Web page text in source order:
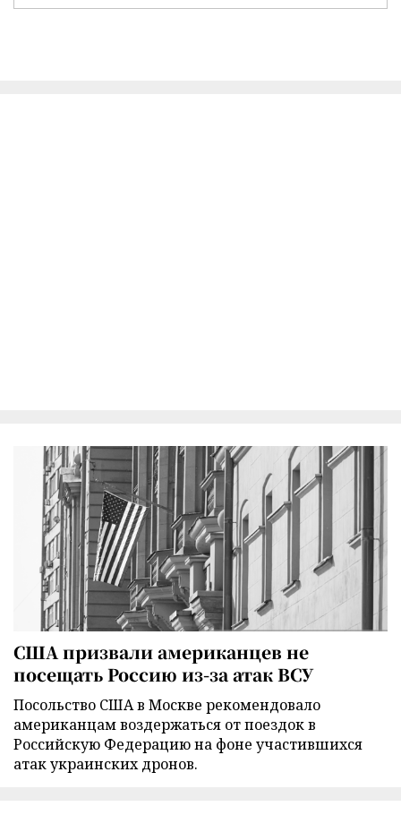
США призвали американцев не
посещать Россию из-за атак ВСУ
Посольство США в Москве рекомендовало
американцам воздержаться от поездок в
Российскую Федерацию на фоне участившихся
атак украинских дронов.